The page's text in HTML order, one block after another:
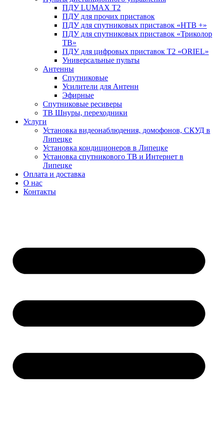
ПДУ LUMAX Т2
ПДУ для прочих приставок
ПДУ для спутниковых приставок «НТВ +»
ПДУ для спутниковых приставок «Триколор
ТВ»
ПДУ для цифровых приставок Т2 «ORIEL»
Универсальные пульты
Антенны
Спутниковые
Усилители для Антенн
Эфирные
Спутниковые ресиверы
ТВ Шнуры, переходники
Услуги
Установка видеонаблюдения, домофонов, СКУД в
Липецке
Установка кондиционеров в Липецке
Установка спутникового ТВ и Интернет в
Липецке
Оплата и доставка
О нас
Контакты